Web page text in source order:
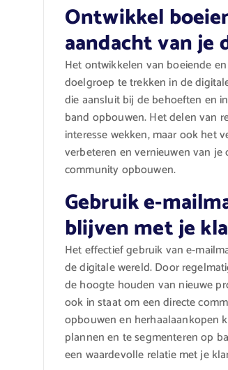
Ontwikkel
aandacht van je
Het ontwikkelen van boeiende
doelgroep te trekken in de
die aansluit bij de behoeften en
band opbouwen. Het delen van
interesse wekken, maar ook het
verbeteren en vernieuwen van
community opbouwen.
Gebruik e-
blijven met je
Het effectief gebruik van e-
de digitale wereld. Door
de hoogte houden van nieuwe
ook in staat om een ​​directe
opbouwen en herhaalaankopen
plannen en te segmenteren op
een waardevolle relatie met je